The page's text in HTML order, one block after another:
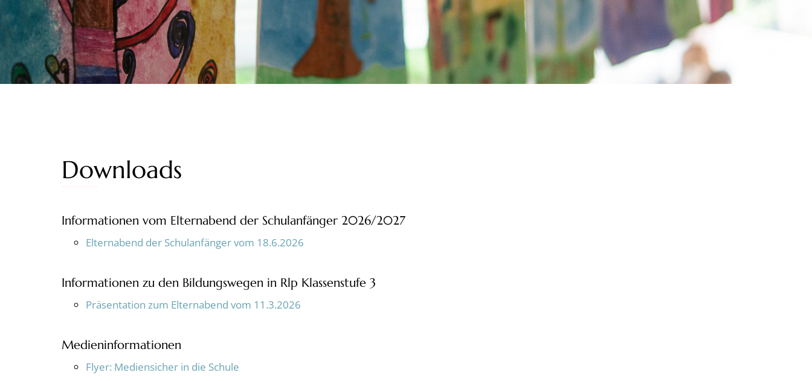
Downloads
Informationen vom Elternabend der Schulanfänger 2026/2027
Elternabend der Schulanfänger vom 18.6.2026
Informationen zu den Bildungswegen in Rlp Klassenstufe 3
Präsentation zum Elternabend vom 11.3.2026
Medieninformationen
Flyer: Mediensicher in die Schule